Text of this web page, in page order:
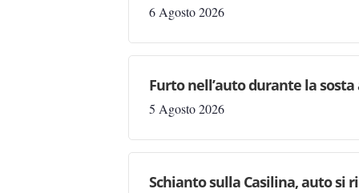
6 Agosto 2026
Furto nell’auto durante la
5 Agosto 2026
Schianto sulla Casilina, auto si